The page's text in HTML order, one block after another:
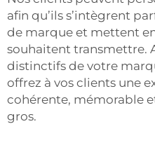
afin qu’ils s’intègrent
de marque et mettent
souhaitent transmettre.
distinctifs de votre
offrez à vos clients une
cohérente, mémorable
gros.